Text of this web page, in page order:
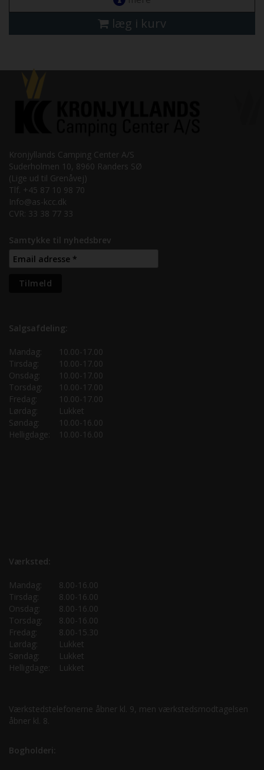
læg i kurv
Kronjyllands Camping Center A/S
Suderholmen 10, 8960 Randers SØ
(Lige ud til Grenåvej)
Tlf. +45 87 10 98 70
Info@as-kcc.dk
CVR: 33 38 77 33
Samtykke til nyhedsbrev
Salgsafdeling:
Mandag:
10.00-17.00
Tirsdag:
10.00-17.00
Onsdag:
10.00-17.00
Torsdag:
10.00-17.00
Fredag:
10.00-17.00
Lørdag:
Lukket
Søndag:
10.00-16.00
Helligdage:
10.00-16.00
Værksted:
Mandag:
8.00-16.00
Tirsdag:
8.00-16.00
Onsdag:
8.00-16.00
Torsdag:
8.00-16.00
Fredag:
8.00-15.30
Lørdag:
Lukket
Søndag:
Lukket
Helligdage:
Lukket
Værkstedstelefonerne åbner kl. 9, men værkstedsmodtagelsen
åbner kl. 8.
Bogholderi: